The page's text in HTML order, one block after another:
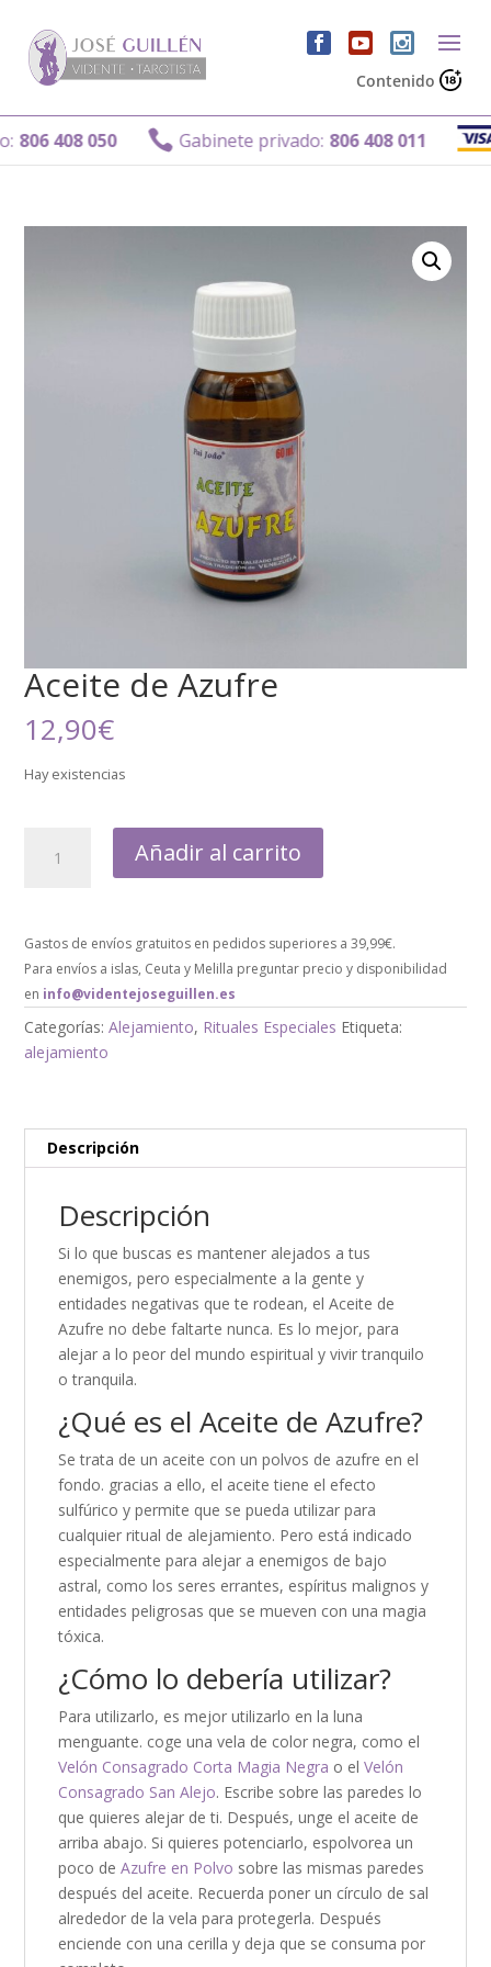
Contenido
408 050  Gabinete privado: 806 408 011
Aceite de Azufre
12,90€
Hay existencias
Añadir al carrito
Gastos de envíos gratuitos en pedidos superiores a 39,99€.
Para envíos a islas, Ceuta y Melilla preguntar precio y disponibilidad
en info@videntejoseguillen.es
Categorías:Alejamiento, Rituales Especiales Etiqueta:
alejamiento
Descripción
Descripción
Si lo que buscas es mantener alejados a tus
enemigos, pero especialmente a la gente y
entidades negativas que te rodean, el Aceite de
Azufre no debe faltarte nunca. Es lo mejor, para
alejar a lo peor del mundo espiritual y vivir tranquilo
o tranquila.
¿Qué es el Aceite de Azufre?
Se trata de un aceite con un polvos de azufre en el
fondo. gracias a ello, el aceite tiene el efecto
sulfúrico y permite que se pueda utilizar para
cualquier ritual de alejamiento. Pero está indicado
especialmente para alejar a enemigos de bajo
astral, como los seres errantes, espíritus malignos y
entidades peligrosas que se mueven con una magia
tóxica.
¿Cómo lo debería utilizar?
Para utilizarlo, es mejor utilizarlo en la luna
menguante. coge una vela de color negra, como el
Velón Consagrado Corta Magia Negra o elVelón
Consagrado San Alejo. Escribe sobre las paredes lo
que quieres alejar de ti. Después, unge el aceite de
arriba abajo. Si quieres potenciarlo, espolvorea un
poco deAzufre en Polvo sobre las mismas paredes
después del aceite. Recuerda poner un círculo de sal
alrededor de la vela para protegerla. Después
enciende con una cerilla y deja que se consuma por